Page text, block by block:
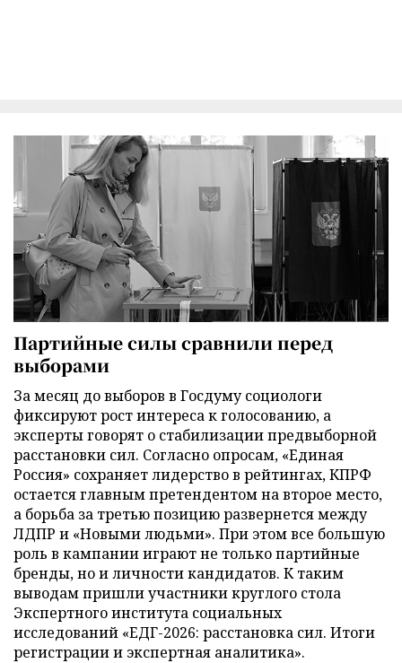
Партийные силы сравнили перед
выборами
За месяц до выборов в Госдуму социологи
фиксируют рост интереса к голосованию, а
эксперты говорят о стабилизации предвыборной
расстановки сил. Согласно опросам, «Единая
Россия» сохраняет лидерство в рейтингах, КПРФ
остается главным претендентом на второе место,
а борьба за третью позицию развернется между
ЛДПР и «Новыми людьми». При этом все большую
роль в кампании играют не только партийные
бренды, но и личности кандидатов. К таким
выводам пришли участники круглого стола
Экспертного института социальных
исследований «ЕДГ-2026: расстановка сил. Итоги
регистрации и экспертная аналитика».